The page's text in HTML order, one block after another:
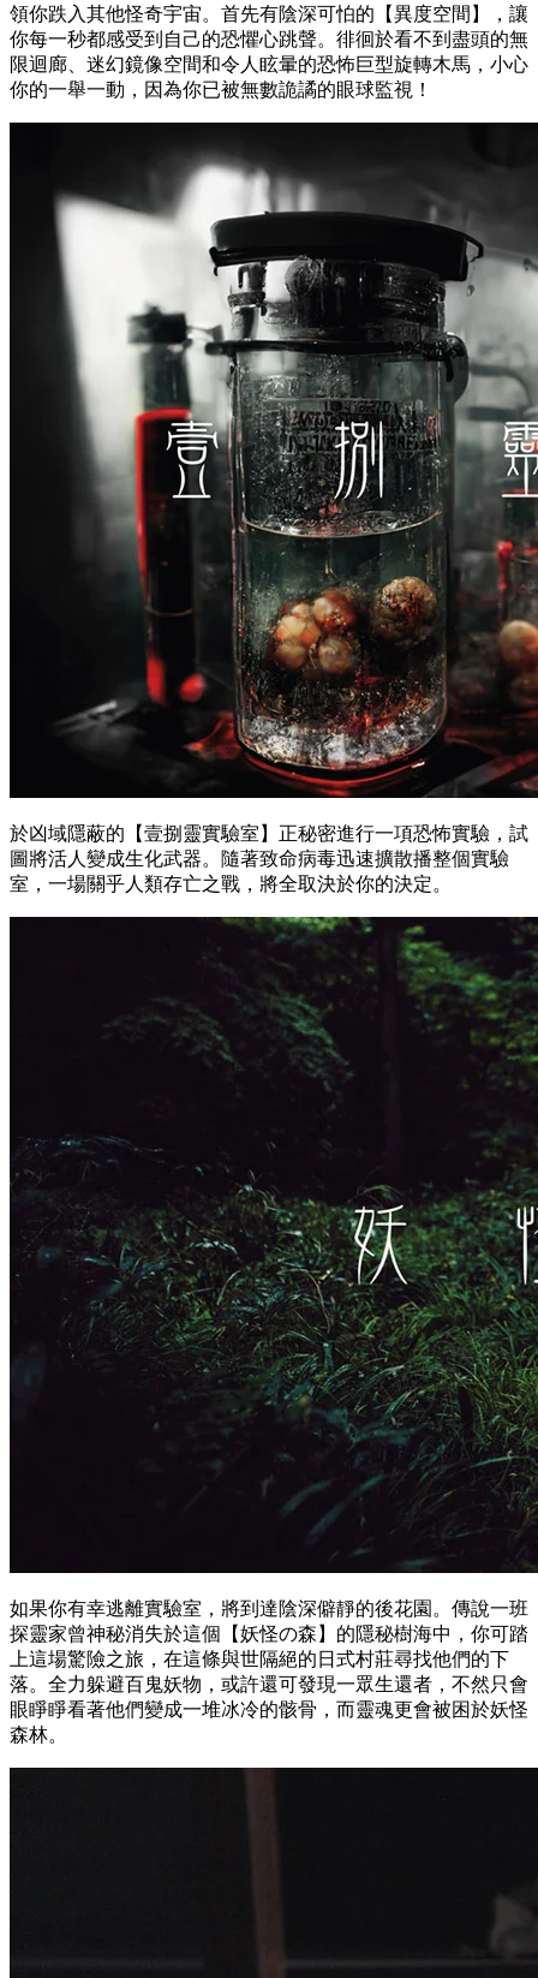
領你跌入其他怪奇宇宙。首先有陰深可怕的【異度空間】，讓
你每一秒都感受到自己的恐懼心跳聲。徘徊於看不到盡頭的無
限迴廊、迷幻鏡像空間和令人眩暈的恐怖巨型旋轉木馬，小心
你的一舉一動，因為你已被無數詭譎的眼球監視！
於凶域隱蔽的【壹捌靈實驗室】正秘密進行一項恐怖實驗，試
圖將活人變成生化武器。隨著致命病毒迅速擴散播整個實驗
室，一場關乎人類存亡之戰，將全取決於你的決定。
如果你有幸逃離實驗室，將到達陰深僻靜的後花園。傳說一班
探靈家曾神秘消失於這個【妖怪の森】的隱秘樹海中，你可踏
上這場驚險之旅，在這條與世隔絕的日式村莊尋找他們的下
落。全力躲避百鬼妖物，或許還可發現一眾生還者，不然只會
眼睜睜看著他們變成一堆冰冷的骸骨，而靈魂更會被困於妖怪
森林。